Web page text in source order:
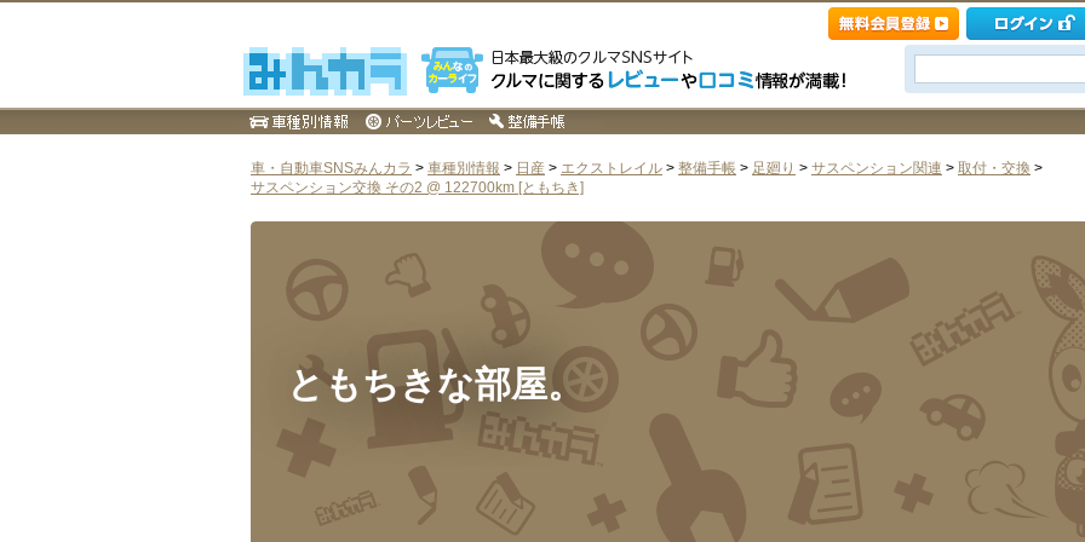
車・自動車SNSみんカラ > 車種別情報 > 日産 > エクストレイル > 整備手帳 > 足廻り > サスペンション関連 > 取付・交換 >
サスペンション交換 その2 @ 122700km [ともちき]
ともちきな部屋。